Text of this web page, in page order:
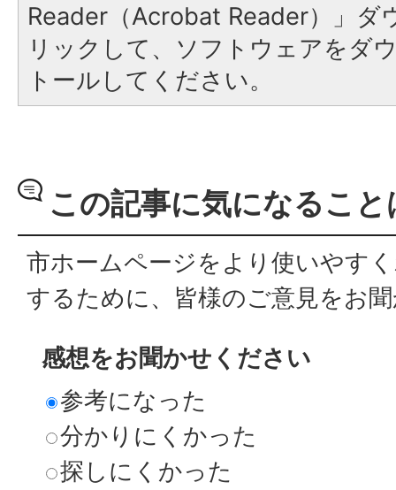
Reader（Acrobat Reader）」ダ
リックして、ソフトウェアをダ
トールしてください。
この記事に気になるこ
市ホームページをより使いやす
するために、皆様のご意見をお
感想をお聞かせください
参考になった
分かりにくかった
探しにくかった